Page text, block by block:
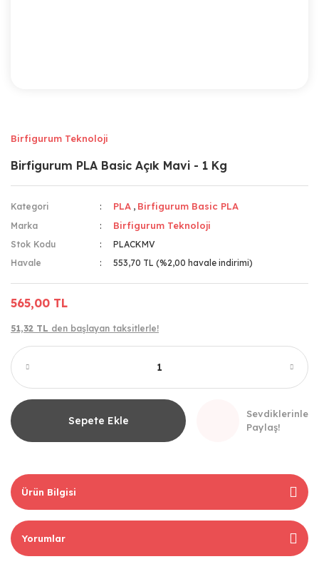
Birfigurum Teknoloji
Birfigurum PLA Basic Açık Mavi - 1 Kg
Kategori PLA , Birfigurum Basic PLA
Marka Birfigurum Teknoloji
Stok Kodu
PLACKMV
Havale
553,70 TL (%2,00 havale indirimi)
565,00 TL
51,32 TL den başlayan taksitlerle!
Sepete Ekle
Sevdiklerinle
Paylaş!
Ürün Bilgisi
Yorumlar